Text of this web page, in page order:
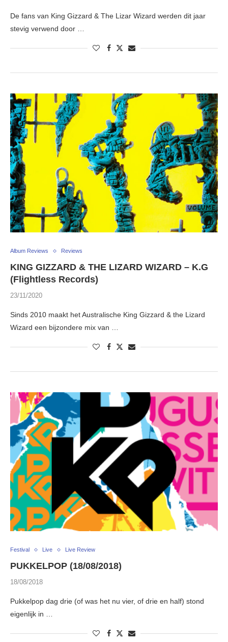
De fans van King Gizzard & The Lizar Wizard werden dit jaar
stevig verwend door …
Album Reviews Reviews
KING GIZZARD & THE LIZARD WIZARD – K.G
(Flightless Records)
23/11/2020
Sinds 2010 maakt het Australische King Gizzard & the Lizard
Wizard een bijzondere mix van …
Festival Live Live Review
PUKKELPOP (18/08/2018)
18/08/2018
Pukkelpop dag drie (of was het nu vier, of drie en half) stond
eigenlijk in …